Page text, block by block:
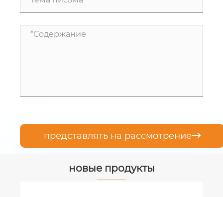
представлять на рассмотрение
новые продукты